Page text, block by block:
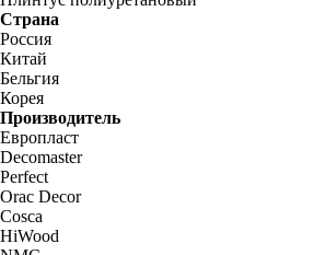
Страна
Россия
Китай
Бельгия
Корея
Производитель
Европласт
Decomaster
Perfect
Orac Decor
Cosca
HiWood